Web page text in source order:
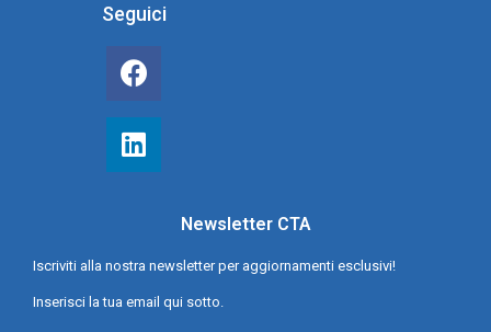
Seguici
Newsletter CTA
Iscriviti alla nostra newsletter per aggiornamenti esclusivi!
Inserisci la tua email qui sotto.